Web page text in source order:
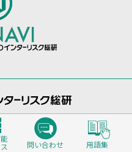
問い合わせ 用語集